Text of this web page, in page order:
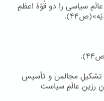
سیاسی را دو قُوّۀ اعظمِ
تشکیلِ مجالس و تأسیسِ
رزینِ عالَمِ سیاست